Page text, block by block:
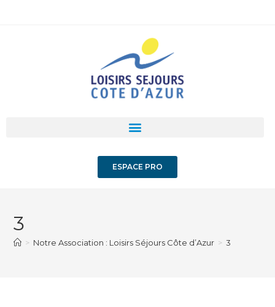
ESPACE PRO
3
> Notre Association : Loisirs Séjours Côte d’Azur > 3